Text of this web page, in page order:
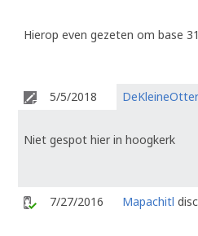
Hierop even gezeten om base
5/5/2018 DeKleineOtter
Niet gespot hier in hoogkerk
7/27/2016 Mapachitl